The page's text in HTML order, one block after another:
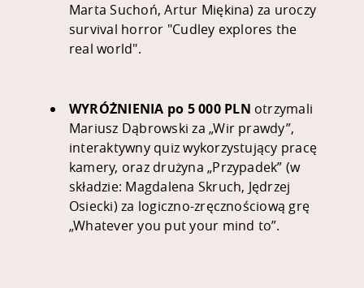
Marta Suchoń, Artur Miękina) za uroczy
survival horror "Cudley explores the
real world".
WYRÓŻNIENIA po 5 000 PLN otrzymali
Mariusz Dąbrowski za „Wir prawdy”,
interaktywny quiz wykorzystujący pracę
kamery, oraz drużyna „Przypadek” (w
składzie: Magdalena Skruch, Jędrzej
Osiecki) za logiczno-zręcznościową grę
„Whatever you put your mind to”.